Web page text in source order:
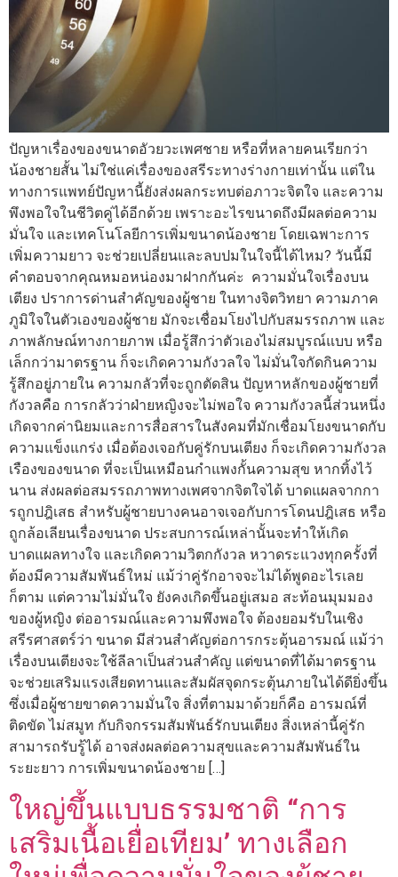
ปัญหาเรื่องของขนาดอัวยวะเพศชาย หรือที่หลายคนเรียกว่า
น้องชายสั้น ไม่ใช่แค่เรื่องของสรีระทางร่างกายเท่านั้น แต่ใน
ทางการแพทย์ปัญหานี้ยังส่งผลกระทบต่อภาวะจิตใจ และความ
พึงพอใจในชีวิตคู่ได้อีกด้วย เพราะอะไรขนาดถึงมีผลต่อความ
มั่นใจ และเทคโนโลยีการเพิ่มขนาดน้องชาย โดยเฉพาะการ
เพิ่มความยาว จะช่วยเปลี่ยนและลบปมในใจนี้ได้ไหม? วันนี้มี
คำตอบจากคุณหมอหน่องมาฝากกันค่ะ ความมั่นใจเรื่องบน
เตียง ปราการด่านสำคัญของผู้ชาย ในทางจิตวิทยา ความภาค
ภูมิใจในตัวเองของผู้ชาย มักจะเชื่อมโยงไปกับสมรรถภาพ และ
ภาพลักษณ์ทางกายภาพ เมื่อรู้สึกว่าตัวเองไม่สมบูรณ์แบบ หรือ
เล็กกว่ามาตรฐาน ก็จะเกิดความกังวลใจ ไม่มั่นใจกัดกินความ
รู้สึกอยู่ภายใน ความกลัวที่จะถูกตัดสิน ปัญหาหลักของผู้ชายที่
กังวลคือ การกลัวว่าฝ่ายหญิงจะไม่พอใจ ความกังวลนี้ส่วนหนึ่ง
เกิดจากค่านิยมและการสื่อสารในสังคมที่มักเชื่อมโยงขนาดกับ
ความแข็งแกร่ง เมื่อต้องเจอกับคู่รักบนเตียง ก็จะเกิดความกังวล
เรืองของขนาด ที่จะเป็นเหมือนกำแพงกั้นความสุข หากทิ้งไว้
นาน ส่งผลต่อสมรรถภาพทางเพศจากจิตใจได้ บาดแผลจากกา
รถูกปฎิเสธ สำหรับผู้ชายบางคนอาจเจอกับการโดนปฎิเสธ หรือ
ถูกล้อเลียนเรื่องขนาด ประสบการณ์เหล่านั้นจะทำให้เกิด
บาดแผลทางใจ และเกิดความวิตกกังวล หวาดระแวงทุกครั้งที่
ต้องมีความสัมพันธ์ใหม่ แม้ว่าคู่รักอาจจะไม่ได้พูดอะไรเลย
ก็ตาม แต่ความไม่มั่นใจ ยังคงเกิดขึ้นอยู่เสมอ สะท้อนมุมมอง
ของผู้หญิง ต่ออารมณ์และความพึงพอใจ ต้องยอมรับในเชิง
สรีรศาสตร์ว่า ขนาด มีส่วนสำคัญต่อการกระตุ้นอารมณ์ แม้ว่า
เรื่องบนเตียงจะใช้ลีลาเป็นส่วนสำคัญ แต่ขนาดที่ได้มาตรฐาน
จะช่วยเสริมแรงเสียดทานและสัมผัสจุดกระตุ้นภายในได้ดียิ่งขึ้น
ซึ่งเมื่อผู้ชายขาดความมั่นใจ สิ่งที่ตามมาด้วยก็คือ อารมณ์ที่
ติดขัด ไม่สมูท กับกิจกรรมสัมพันธ์รักบนเตียง สิ่งเหล่านี้คู่รัก
สามารถรับรู้ได้ อาจส่งผลต่อความสุขและความสัมพันธ์ใน
ระยะยาว การเพิ่มขนาดน้องชาย […]
ใหญ่ขึ้นแบบธรรมชาติ “การ
เสริมเนื้อเยื่อเทียม’ ทางเลือก